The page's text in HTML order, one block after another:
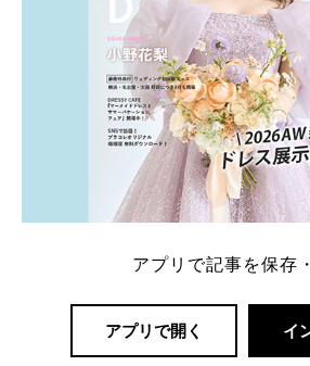
アプリで記事を保存
アプリで開く イ